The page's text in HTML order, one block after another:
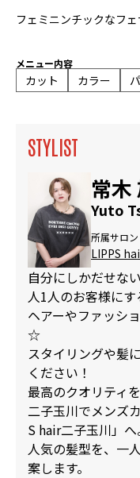
フェミニンチックなフ
メニュー内容
カット カラー
STYLIST
常木
Yuto
所属サロン
LIPPS
自分にしかだせな
人1人のお客様に
ヘアーやファッシ
☆
スタイリングや髪
ください！
最高のクオリティ
二子玉川でメンズ
S hair二子玉川」へ
人気の髪型を、一
案します。